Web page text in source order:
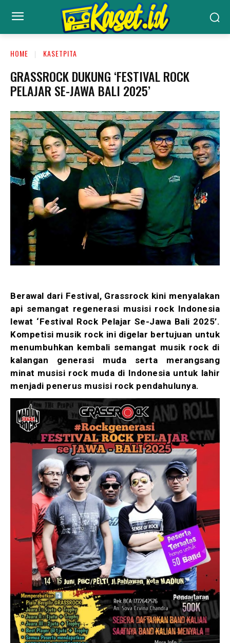
HOME KASETPITA
GRASSROCK DUKUNG ‘FESTIVAL ROCK
PELAJAR SE-JAWA BALI 2025’
Berawal dari Festival, Grassrock kini menyalakan
api semangat regenerasi musisi rock Indonesia
lewat ‘Festival Rock Pelajar Se-Jawa Bali 2025’.
Kompetisi musik rock ini digelar bertujuan untuk
menumbuhkan kembali semangat musik rock di
kalangan generasi muda serta merangsang
minat musisi rock muda di Indonesia untuk lahir
menjadi penerus musisi rock pendahulunya.